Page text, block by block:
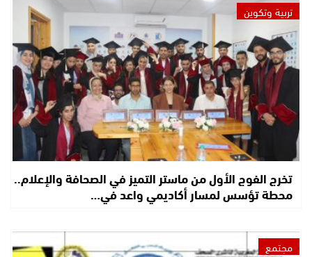
تربية وتكوين
تخرج الفوج الأول من ماستر التميز في الصحافة والإعلام..
محطة تؤسس لمسار أكاديمي واعد في…
مجتمع